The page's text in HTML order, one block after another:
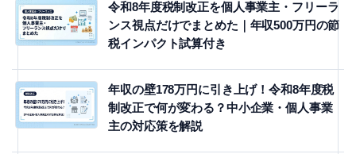
令和8年度税制改正を個人事業主・フリーラ
ンス視点だけでまとめた｜年収500万円の節
税インパクト試算付き
年収の壁178万円に引き上げ！令和8年度税
制改正で何が変わる？中小企業・個人事業
主の対応策を解説